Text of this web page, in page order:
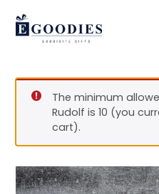
The minimum
Rudolf is 10 (you
cart).